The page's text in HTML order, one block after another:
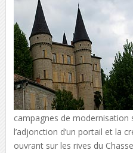
campagnes de modernisation
l’adjonction d’un portail et la
ouvrant sur les rives du